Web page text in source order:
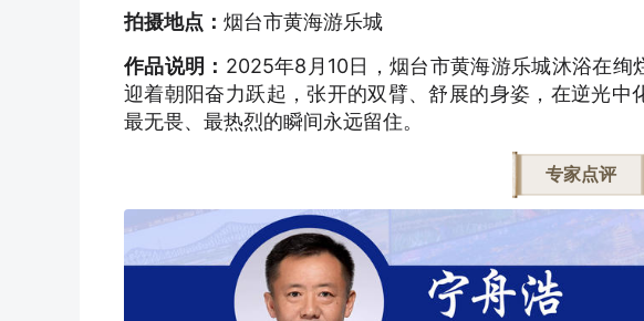
拍摄地点： 烟台市黄海游乐城
作品说明： 2025年8月10日，烟台市黄海游乐城沐浴在
迎着朝阳奋力跃起，张开的双臂、舒展的身姿，在逆光
最无畏、最热烈的瞬间永远留住。
专家点评